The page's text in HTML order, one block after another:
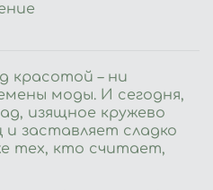
красотой – ни
моды. И сегодня,
изящное кружево
заставляет сладко
тех, кто считает,